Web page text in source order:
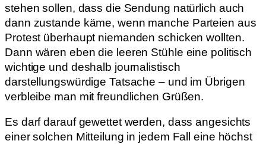
stehen sollen, dass die Sendung natürlich auch
dann zustande käme, wenn manche Parteien aus
Protest überhaupt niemanden schicken wollten.
Dann wären eben die leeren Stühle eine politisch
wichtige und deshalb journalistisch
darstellungswürdige Tatsache – und im Übrigen
verbleibe man mit freundlichen Grüßen.
Es darf darauf gewettet werden, dass angesichts
einer solchen Mitteilung in jedem Fall eine höchst